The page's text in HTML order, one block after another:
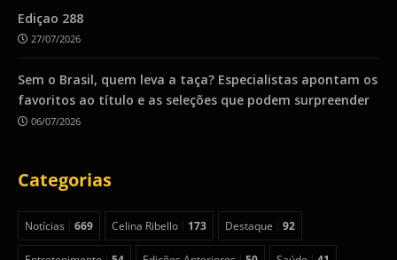
Ediçao 288
27/07/2026
Sem o Brasil, quem leva a taça? Especialistas apontam os
favoritos ao título e as seleções que podem surpreender
06/07/2026
Categorias
Notícias 669 Celina Ribello 173 Destaque 92